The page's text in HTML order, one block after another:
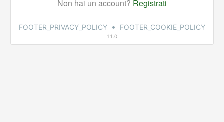
FOOTER_PRIVACY_POLICY • FOOTER_COOKIE_POLICY
1.1.0